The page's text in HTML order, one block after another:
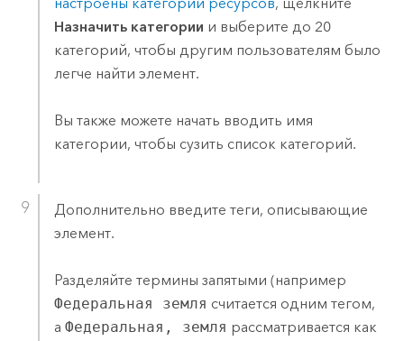
Назначить категории и выберите до 20
категорий, чтобы другим пользователям было
легче найти элемент.
Вы также можете начать вводить имя
категории, чтобы сузить список категорий.
Дополнительно введите теги, описывающие
элемент.
Разделяйте термины запятыми (например
Федеральная земля считается одним тегом,
а Федеральная, земля рассматривается как